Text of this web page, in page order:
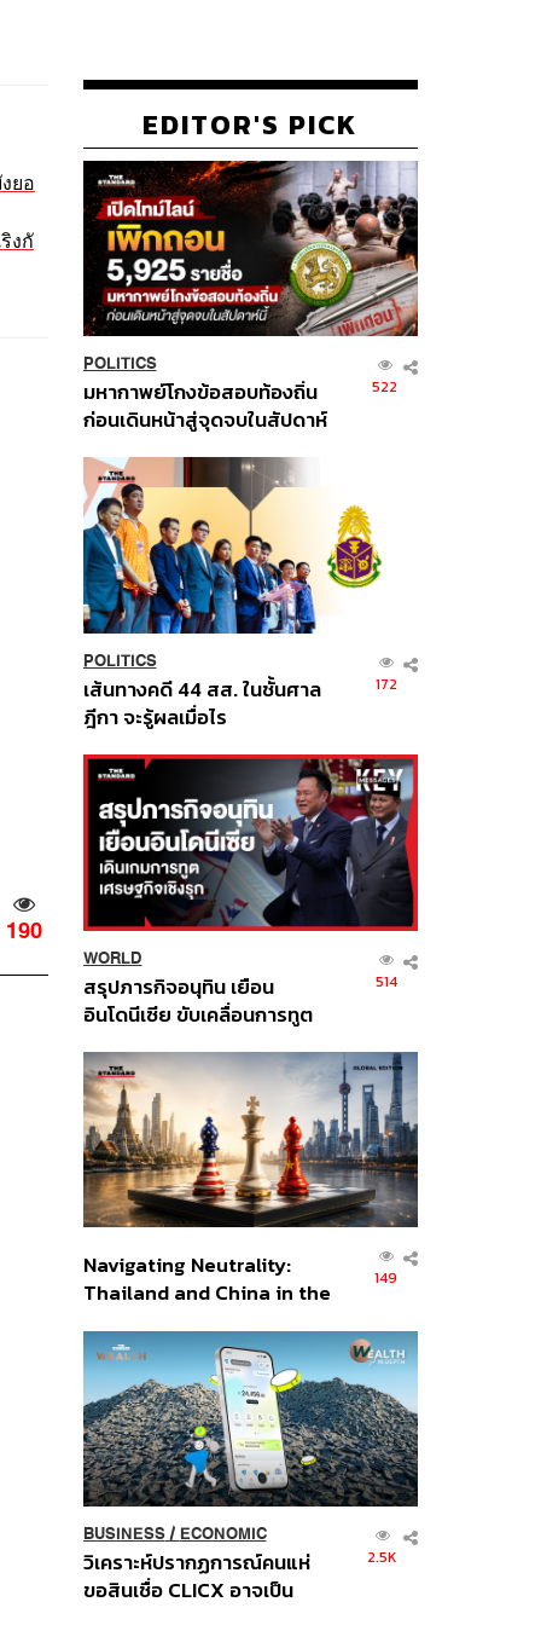
ยอ
งกั
190
EDITOR'S PICK
POLITICS
มหากาพย์โกงข้อสอบท้องถิ่น
ก่อนเดินหน้าสู่จุดจบในสัปดาห์
522
POLITICS
เส้นทางคดี 44 สส. ในชั้นศาล
ฎีกา จะรู้ผลเมื่อไร
172
WORLD
สรุปภารกิจอนุทิน เยือน
อินโดนีเซีย ขับเคลื่อนการทูต
ส่วนยุทธศาสตร์ไทย –
อินโดนีเซีย
514
Navigating Neutrality:
Thailand and China in the
Order
149
BUSINESS/ ECONOMIC
วิเคราะห์ปรากฏการณ์คนแห่
ขอสินเชื่อ CLICX อาจเป็น
2.5K